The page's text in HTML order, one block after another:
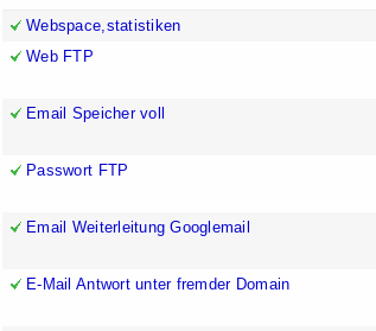
Webspace,statistiken
Web FTP
Email Speicher voll
Passwort FTP
Email Weiterleitung Googlemail
E-Mail Antwort unter fremder Domain